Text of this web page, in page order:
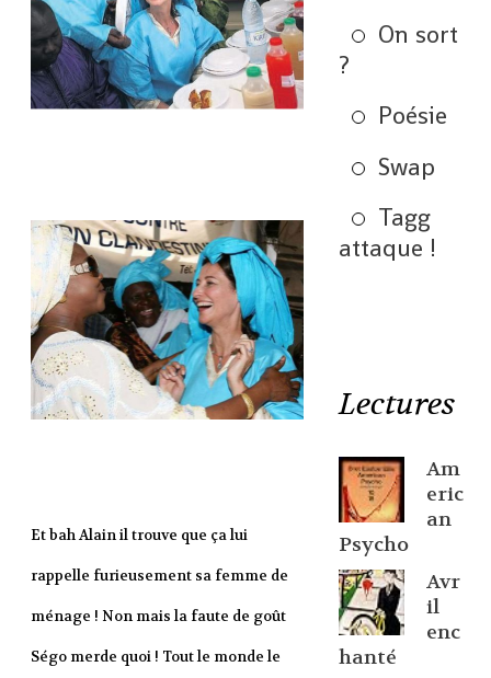
Et bah Alain il trouve que ça lui
rappelle furieusement sa femme de
ménage ! Non mais la faute de goût
Ségo merde quoi ! Tout le monde le
On sort
?
Poésie
Swap
Tagg
attaque !
Lectures
Am
eric
an
Psycho
Avr
il
enc
hanté